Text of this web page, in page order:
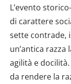
L’evento
di carattere
sette contrade,
un’antica
agilità e
da rendere la